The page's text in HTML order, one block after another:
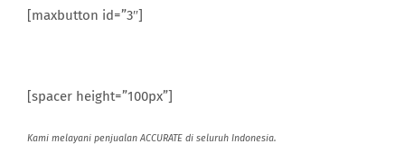
[maxbutton id=”3″]
[spacer height=”100px”]
Kami melayani penjualan ACCURATE di seluruh Indonesia.